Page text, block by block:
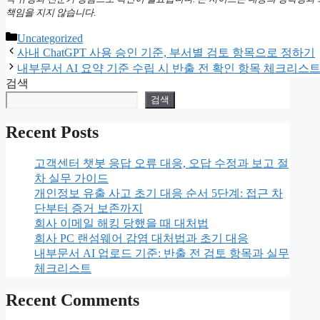
책임을 지지 않습니다.
카
테
고
리
Uncategorized
사내 ChatGPT 사용 승인 기준, 부서별 검토 항목으로 정하기
내부문서 AI 요약 기준 수립 시 반출 전 확인 항목 체크리스트
검색
검색
Recent Posts
고객센터 챗봇 응답 오류 대응, 오답 수정과 보고 절
차 실무 가이드
개인정보 유출 사고 초기 대응 순서 5단계: 접근 차
단부터 증거 보존까지
회사 이메일 해킹 당했을 때 대처법
회사 PC 랜섬웨어 감염 대처법과 초기 대응
내부문서 AI 업로드 기준: 반출 전 검토 항목과 실무
체크리스트
Recent Comments